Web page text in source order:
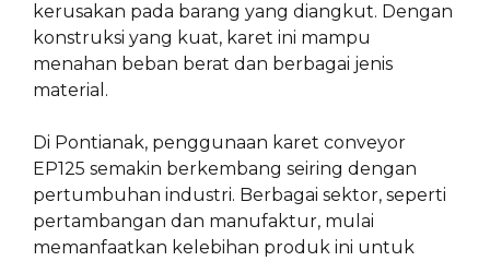
kerusakan pada barang yang diangkut. Dengan
konstruksi yang kuat, karet ini mampu
menahan beban berat dan berbagai jenis
material.
Di Pontianak, penggunaan karet conveyor
EP125 semakin berkembang seiring dengan
pertumbuhan industri. Berbagai sektor, seperti
pertambangan dan manufaktur, mulai
memanfaatkan kelebihan produk ini untuk